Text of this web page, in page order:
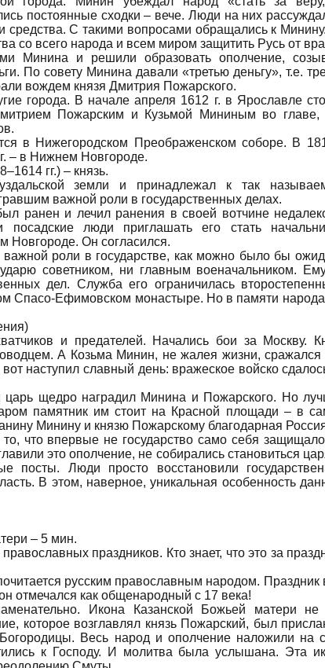
постоянные сходки – вече. Люди на них
средства. С такими вопросами обращались к
со всего народа и всем миром защитить Русь от
Минина и решили образовать ополчение,
По совету Минина давали «третью деньгу», т.е.
вождем князя Дмитрия Пожарского.
города. В начале апреля 1612 г. в Ярославле
Пожарским и Кузьмой Мининым во
в Нижегородском Преображенском соборе. В
– в Нижнем Новгороде.
гг.) – князь.
земли и принадлежал к так
важной роли в государственных делах.
ранен и лечил ранения в своей вотчине
люди приглашать его стать
Новгороде. Он согласился.
роли в государстве, как можно было бы
советником, ни главным военачальником.
дел. Служба его ограничилась
Спасо-Ефимовском монастыре. Но в памяти народа
и предателей. Начались бои за Москву.
А Козьма Минин, не жалея жизни, сражался
наступил славный день: вражеское войско
щедро наградил Минина и Пожарского. Но
памятник им стоит на Красной площади – в
Минину и князю Пожарскому благодарная
что впервые не государство само себя
это ополчение, не собирались становиться
посты. Люди просто восстановили
В этом, наверное, уникальная особенность
– 5 мин.
праздников. Кто знает, что это за
русским православным народом. Праздник
отмечался как общенародный с 17 века!
Икона Казанской Божьей матери не
которое возглавлял князь Пожарский, был
Весь народ и ополчение наложили на
к Господу. И молитва была услышана. Эта